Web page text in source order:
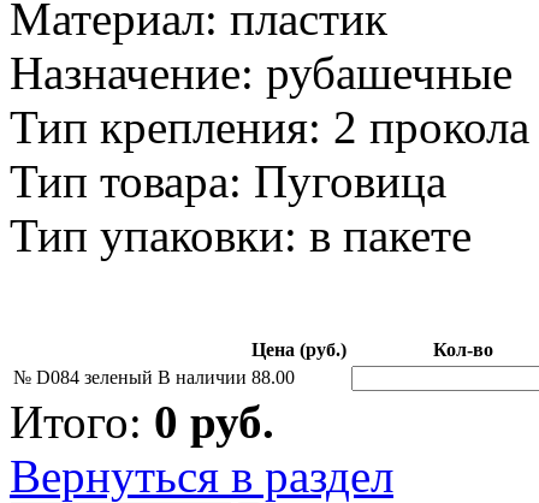
Материал: пластик
Назначение: рубашечные
Тип крепления: 2 прокола
Тип товара: Пуговица
Тип упаковки: в пакете
Цена (руб.)
Кол-во
№ D084 зеленый В наличии 88.00
Итого: 0 руб.
Вернуться в раздел